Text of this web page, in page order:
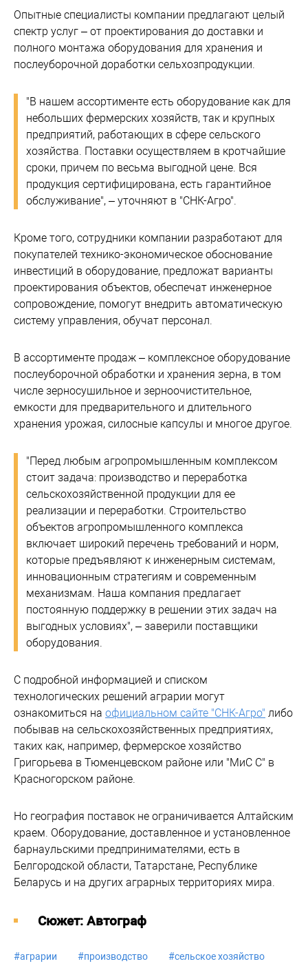
Опытные специалисты компании предлагают целый
спектр услуг – от проектирования до доставки и
полного монтажа оборудования для хранения и
послеуборочной доработки сельхозпродукции.
"В нашем ассортименте есть оборудование как для
небольших фермерских хозяйств, так и крупных
предприятий, работающих в сфере сельского
хозяйства. Поставки осуществляем в кротчайшие
сроки, причем по весьма выгодной цене. Вся
продукция сертифицирована, есть гарантийное
обслуживание", – уточняют в "СНК-Агро".
Кроме того, сотрудники компании разработают для
покупателей технико-экономическое обоснование
инвестиций в оборудование, предложат варианты
проектирования объектов, обеспечат инженерное
сопровождение, помогут внедрить автоматическую
систему управления, обучат персонал.
В ассортименте продаж – комплексное оборудование
послеуборочной обработки и хранения зерна, в том
числе зерносушильное и зерноочистительное,
емкости для предварительного и длительного
хранения урожая, силосные капсулы и многое другое.
"Перед любым агропромышленным комплексом
стоит задача: производство и переработка
сельскохозяйственной продукции для ее
реализации и переработки. Строительство
объектов агропромышленного комплекса
включает широкий перечень требований и норм,
которые предъявляют к инженерным системам,
инновационным стратегиям и современным
механизмам. Наша компания предлагает
постоянную поддержку в решении этих задач на
выгодных условиях", – заверили поставщики
оборудования.
С подробной информацией и списком
технологических решений аграрии могут
ознакомиться на официальном сайте "СНК-Агро" либо
побывав на сельскохозяйственных предприятиях,
таких как, например, фермерское хозяйство
Григорьева в Тюменцевском районе или "МиС С" в
Красногорском районе.
Но география поставок не ограничивается Алтайским
краем. Оборудование, доставленное и установленное
барнаульскими предпринимателями, есть в
Белгородской области, Татарстане, Республике
Беларусь и на других аграрных территориях мира.
Cюжет: Автограф
#аграрии #производство #сельское хозяйство